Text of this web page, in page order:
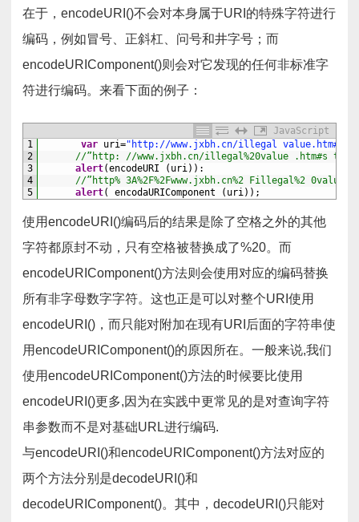
在于，encodeURI()不会对本身属于URI的特殊字符进行
编码，例如冒号、正斜杠、问号和井字号；而
encodeURIComponent()则会对它发现的任何非标准字
符进行编码。来看下面的例子：
JavaScript
1
2
3
4
5
var uri="http://www.jxbh.cn/illegal
//”http: //www.jxbh.cn/illegal%20value .htm#s
alert(encodeURI ( uri) ) :
//”http% 3A%2F%2Fwww.jxbh.cn%2 Fillegal%2 0value.
alert( encodaURIComponent ( uri) ) ;
使用encodeURI()编码后的结果是除了空格之外的其他
字符都原封不动，只有空格被替换成了%20。而
encodeURIComponent()方法则会使用对应的编码替换
所有非字母数字字符。这也正是可以对整个URI使用
encodeURI()，而只能对附加在现有URI后面的字符串使
用encodeURIComponent()的原因所在。一般来说,我们
使用encodeURIComponent()方法的时候要比使用
encodeURI()更多,因为在实践中更常见的是对查询字符
串参数而不是对基础URL进行编码.
与encodeURI()和encodeURIComponent()方法对应的
两个方法分别是decodeURI()和
decodeURIComponent()。其中，decodeURI()只能对